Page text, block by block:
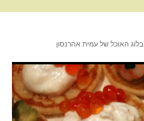
בלוג האוכל של עמית אהרנסון